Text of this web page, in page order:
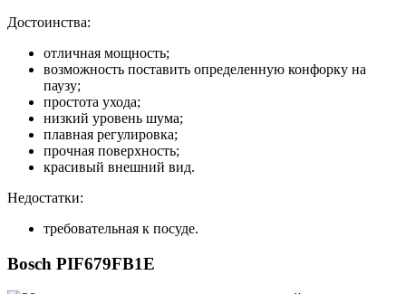
Достоинства:
отличная мощность;
возможность поставить определенную конфорку на
паузу;
простота ухода;
низкий уровень шума;
плавная регулировка;
прочная поверхность;
красивый внешний вид.
Недостатки:
требовательная к посуде.
Bosch PIF679FB1E